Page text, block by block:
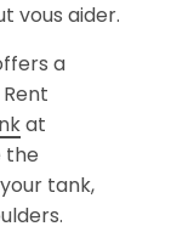
vous aider.
a
at
the
tank,